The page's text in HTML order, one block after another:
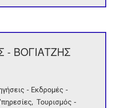
- ΒΟΓΙΑΤΖΗΣ
- Εκδρομές -
Τουρισμός -